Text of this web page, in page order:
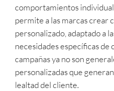
comportamientos
permite a las marcas crear
personalizado, adaptado a
necesidades específicas de
campañas ya no son
personalizadas que
lealtad del cliente.